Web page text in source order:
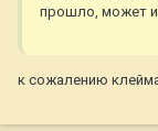
прошло, может
к сожалению